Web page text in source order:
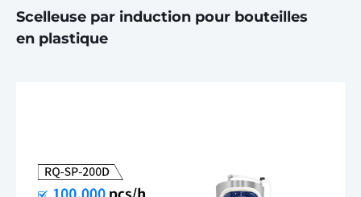
Scelleuse par induction pour bouteilles
en plastique